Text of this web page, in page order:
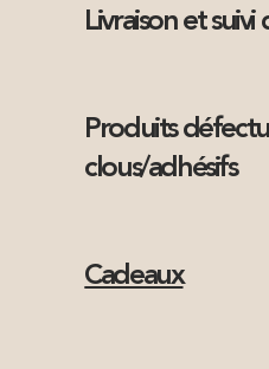
Livraison et
Produits
clous/adhésifs
Cadeaux